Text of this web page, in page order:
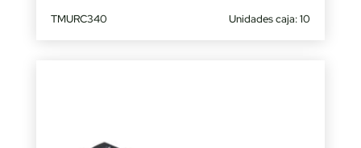
TMURC340 Unidades caja: 10